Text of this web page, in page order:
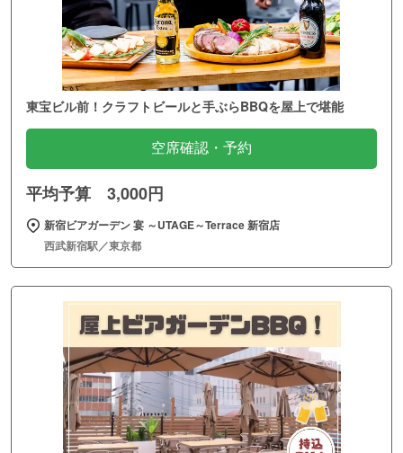
東宝ビル前！クラフトビールと手ぶらBBQを屋上で堪能
空席確認・予約
平均予算 3,000円
新宿ビアガーデン 宴 ～UTAGE～Terrace 新宿店
西武新宿駅／東京都